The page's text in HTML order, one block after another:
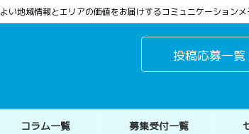
い地域情報とエリアの価値をお届けするコミュニケーションメ
投稿応募一覧
コラム一覧 募集受付一覧